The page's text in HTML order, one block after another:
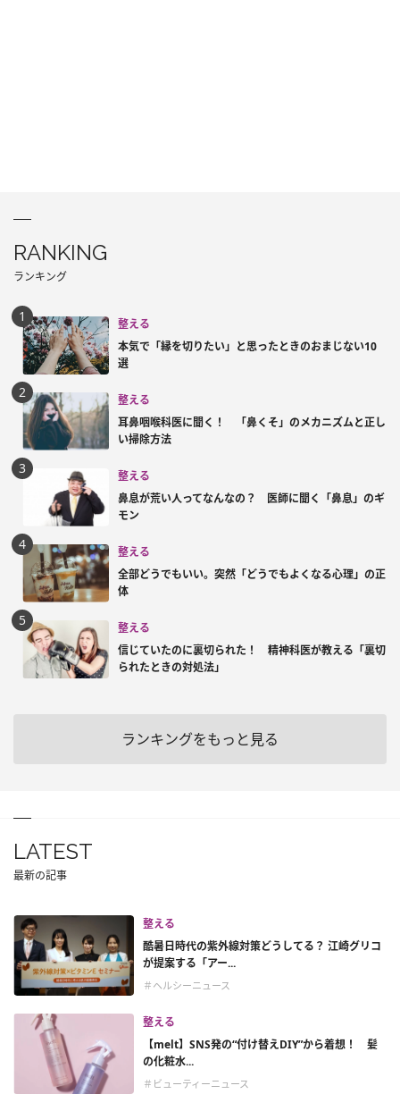
RANKING
ランキング
整える
本気で「縁を切りたい」と思ったときのおまじない10
選
整える
耳鼻咽喉科医に聞く！ 「鼻くそ」のメカニズムと正し
い掃除方法
整える
鼻息が荒い人ってなんなの？ 医師に聞く「鼻息」のギ
モン
整える
全部どうでもいい。突然「どうでもよくなる心理」の正
体
整える
信じていたのに裏切られた！ 精神科医が教える「裏切
られたときの対処法」
ランキングをもっと見る
LATEST
最新の記事
整える
酷暑日時代の紫外線対策どうしてる？ 江崎グリコ
が提案する「アー...
＃ヘルシーニュース
整える
【melt】SNS発の“付け替えDIY”から着想！ 髪
の化粧水...
＃ビューティーニュース